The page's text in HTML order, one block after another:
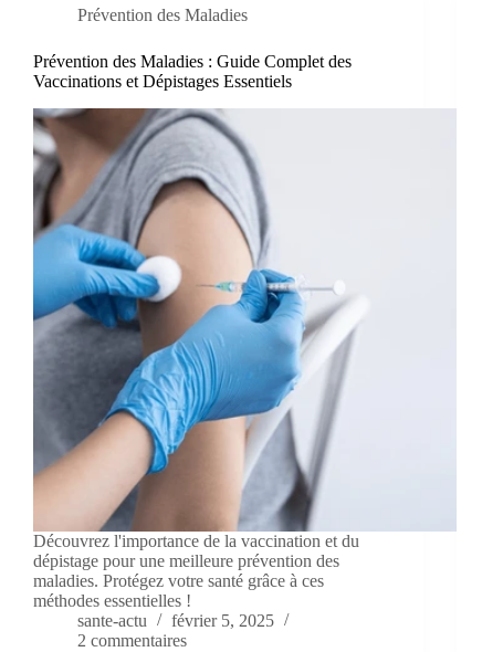
Prévention des Maladies
Prévention des Maladies : Guide Complet des
Vaccinations et Dépistages Essentiels
Découvrez l'importance de la vaccination et du
dépistage pour une meilleure prévention des
maladies. Protégez votre santé grâce à ces
méthodes essentielles !
sante-actu
février 5, 2025
2 commentaires